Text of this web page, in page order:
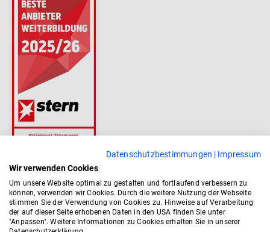
Datenschutzbestimmungen | Impressum
Wir verwenden Cookies
Um unsere Website optimal zu gestalten und fortlaufend verbessern zu
können, verwenden wir Cookies. Durch die weitere Nutzung der Webseite
stimmen Sie der Verwendung von Cookies zu. Hinweise auf Verarbeitung
der auf dieser Seite erhobenen Daten in den USA finden Sie unter
"Anpassen". Weitere Informationen zu Cookies erhalten Sie in unserer